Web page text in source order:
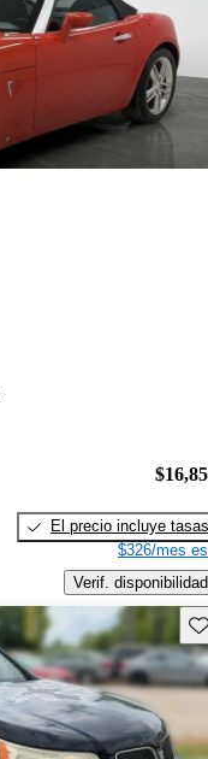
El precio incluye tasas
$326/mes
Verif. disponibilidad